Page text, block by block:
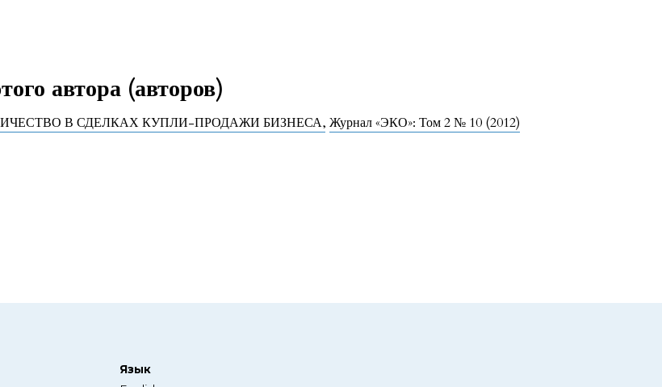
автора (авторов)
В СДЕЛКАХ КУПЛИ-ПРОДАЖИ БИЗНЕСА,Журнал «ЭКО»: Том 2 № 10 (2012)
Язык